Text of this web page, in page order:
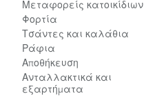
Μεταφορείς κατοικίδιων
Φορτία
Τσάντες και καλάθια
Ράφια
Αποθήκευση
Ανταλλακτικά και
εξαρτήματα